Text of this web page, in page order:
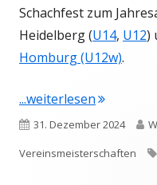
Schachfest zum
Heidelberg (U14, U12)
Homburg (U12w).
...weiterlesen"Intensiv:
Veröffentlicht
am
31. Dezember 2024
Vereinsmeisterschaften